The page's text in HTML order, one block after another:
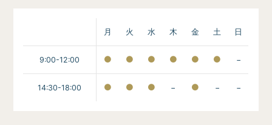
月 火 水 木 金 土 日
9:00-12:00 −
14:30-18:00 − − −